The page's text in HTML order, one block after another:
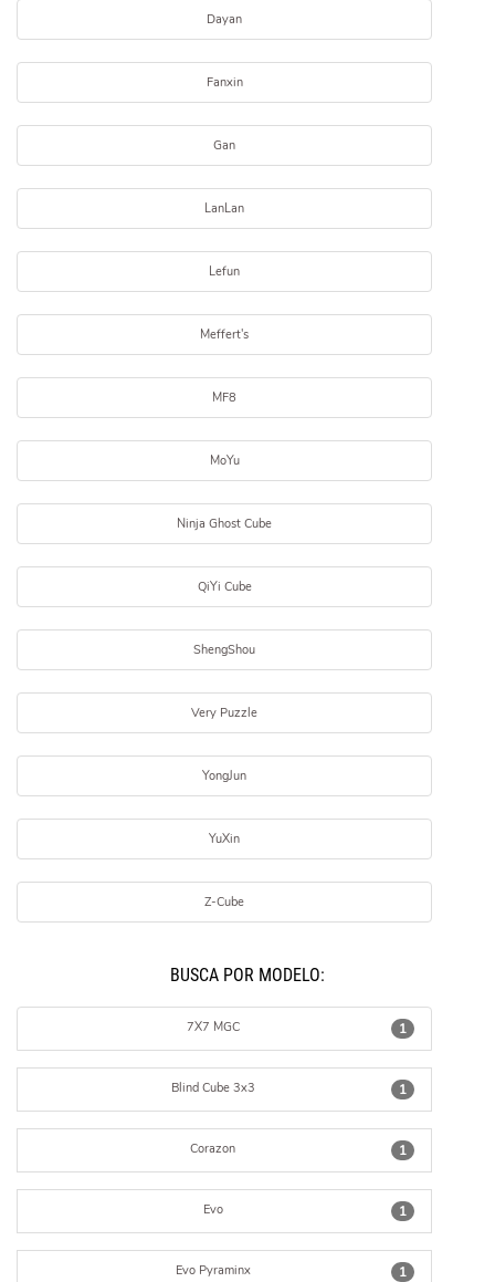
Dayan
Fanxin
Gan
LanLan
Lefun
Meffert's
MF8
MoYu
Ninja Ghost Cube
QiYi Cube
ShengShou
Very Puzzle
YongJun
YuXin
Z-Cube
BUSCÁ POR MODELO:
1
7X7 MGC
1
Blind Cube 3x3
1
Corazon
1
Evo
1
Evo Pyraminx